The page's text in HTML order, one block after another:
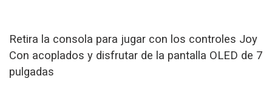
Retira la consola para jugar con los controles Joy
Con acoplados y disfrutar de la pantalla OLED de 7
pulgadas